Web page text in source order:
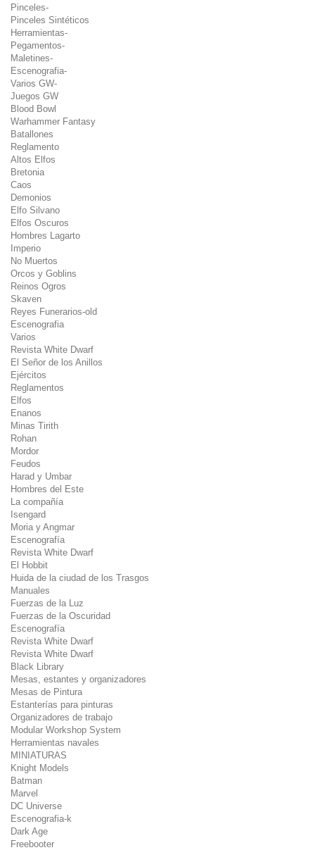
Pinceles-
Pinceles Sintéticos
Herramientas-
Pegamentos-
Maletines-
Escenografia-
Varios GW-
Juegos GW
Blood Bowl
Warhammer Fantasy
Batallones
Reglamento
Altos Elfos
Bretonia
Caos
Demonios
Elfo Silvano
Elfos Oscuros
Hombres Lagarto
Imperio
No Muertos
Orcos y Goblins
Reinos Ogros
Skaven
Reyes Funerarios-old
Escenografia
Varios
Revista White Dwarf
El Señor de los Anillos
Ejércitos
Reglamentos
Elfos
Enanos
Minas Tirith
Rohan
Mordor
Feudos
Harad y Umbar
Hombres del Este
La compañía
Isengard
Moria y Angmar
Escenografía
Revista White Dwarf
El Hobbit
Huida de la ciudad de los Trasgos
Manuales
Fuerzas de la Luz
Fuerzas de la Oscuridad
Escenografía
Revista White Dwarf
Revista White Dwarf
Black Library
Mesas, estantes y organizadores
Mesas de Pintura
Estanterías para pinturas
Organizadores de trabajo
Modular Workshop System
Herramientas navales
MINIATURAS
Knight Models
Batman
Marvel
DC Universe
Escenografia-k
Dark Age
Freebooter